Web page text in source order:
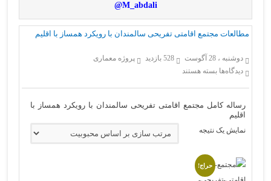
M_abdali@
مطالعات مجتمع اقامتی تفریحی سالمندان با رویکرد همساز با اقلیم
دوشنبه ، 28 آگوست 528 بازدید
پروژه معماری
دیدگاه‌ها برای
مجتمع
تفریحی
رویکرد
اقلیم
بسته هستند
رساله کامل مجتمع اقامتی تفریحی سالمندان با رویکرد همساز با
اقلیم
نمایش یک نتیجه
حراج!